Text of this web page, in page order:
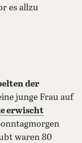
es allzu
teilenteilen
der
junge Frau auf
erwischt
waren 80